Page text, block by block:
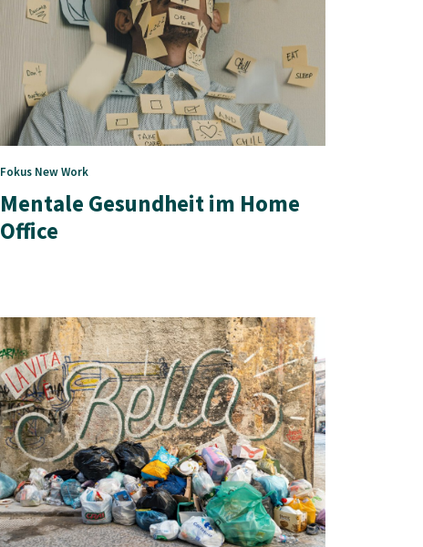
Fokus New Work
Mentale Gesundheit im Home
Office